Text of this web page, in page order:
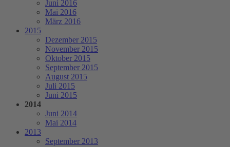
Juni 2016
Mai 2016
März 2016
2015
Dezember 2015
November 2015
Oktober 2015
September 2015
August 2015
Juli 2015
Juni 2015
2014
Juni 2014
Mai 2014
2013
September 2013